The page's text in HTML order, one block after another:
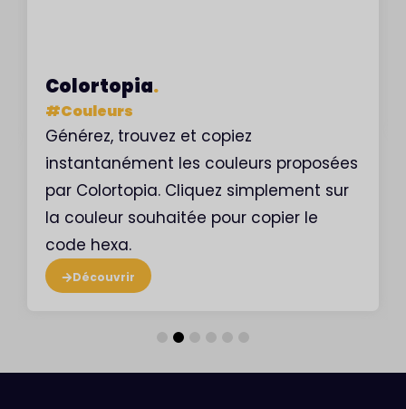
Colortopia.
#Couleurs
Générez, trouvez et copiez
instantanément les couleurs proposées
par Colortopia. Cliquez simplement sur
la couleur souhaitée pour copier le
code hexa.
Découvrir